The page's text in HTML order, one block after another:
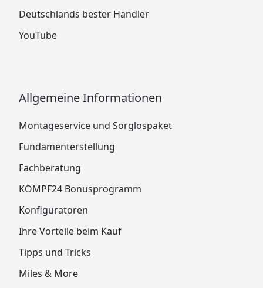
Deutschlands bester Händler
YouTube
Allgemeine Informationen
Montageservice und Sorglospaket
Fundamenterstellung
Fachberatung
KÖMPF24 Bonusprogramm
Konfiguratoren
Ihre Vorteile beim Kauf
Tipps und Tricks
Miles & More